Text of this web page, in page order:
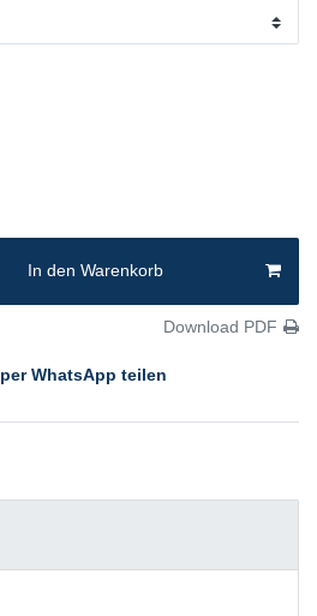
In den Warenkorb
Download PDF
per WhatsApp teilen